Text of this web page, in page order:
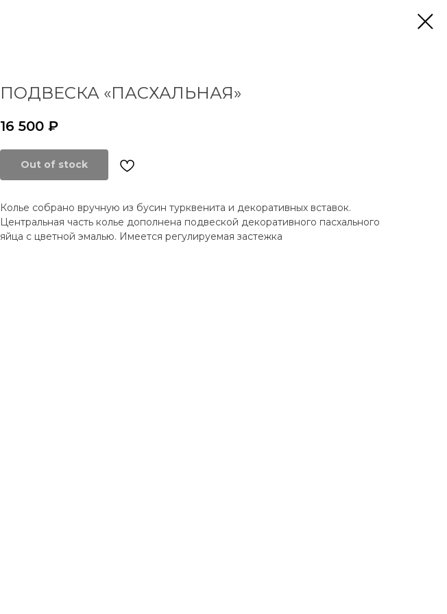
ПОДВЕСКА «ПАСХАЛЬНАЯ»
16 500 ₽
Out of stock
Колье собрано вручную из бусин турквенита и декоративных вставок.
Центральная часть колье дополнена подвеской декоративного пасхального
яйца с цветной эмалью. Имеется регулируемая застежка